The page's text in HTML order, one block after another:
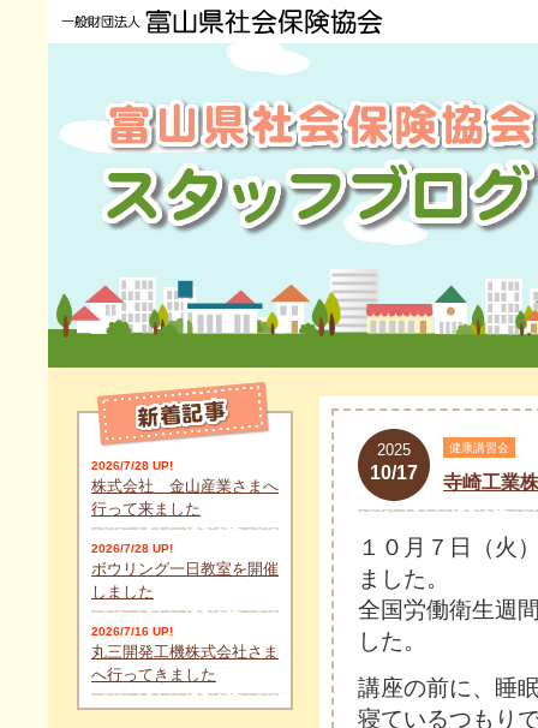
2025
10/17
健康講習会
寺崎工業
１０月７日（火
ました。
全国労働衛生週
した。
講座の前に、睡
寝ているつもり
2026/7/28 UP!
株式会社 金山産業さまへ
行って来ました
2026/7/28 UP!
ボウリング一日教室を開催
しました
2026/7/16 UP!
丸三開発工機株式会社さま
へ行ってきました